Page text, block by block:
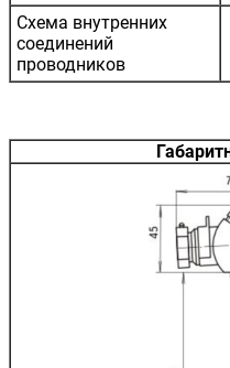
Схема внутренних
соединений
проводников